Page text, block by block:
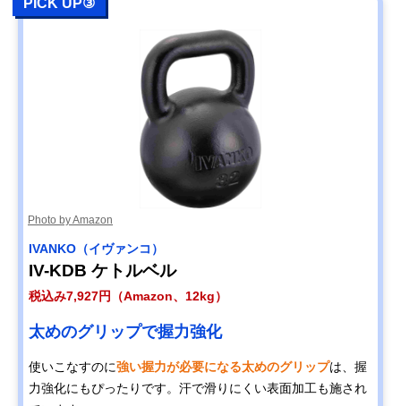
PICK UP③
Photo by Amazon
IVANKO（イヴァンコ）
IV-KDB ケトルベル
税込み7,927円（Amazon、12kg）
太めのグリップで握力強化
使いこなすのに強い握力が必要になる太めのグリップは、握
力強化にもぴったりです。汗で滑りにくい表面加工も施され